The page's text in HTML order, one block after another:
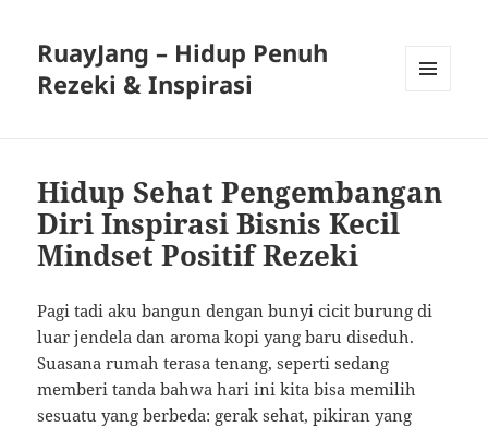
RuayJang – Hidup Penuh
Rezeki & Inspirasi
Hidup Sehat Pengembangan
Diri Inspirasi Bisnis Kecil
Mindset Positif Rezeki
Pagi tadi aku bangun dengan bunyi cicit burung di
luar jendela dan aroma kopi yang baru diseduh.
Suasana rumah terasa tenang, seperti sedang
memberi tanda bahwa hari ini kita bisa memilih
sesuatu yang berbeda: gerak sehat, pikiran yang